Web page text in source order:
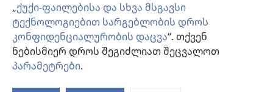
„ქუქი-ფაილებისა და სხვა მსგავსი
ტექნოლოგიებით სარგებლობის დროს
კონფიდენციალურობის დაცვა“. თქვენ
ნებისმიერ დროს შეგიძლიათ შეცვალოთ
პარამეტრები.
Copyright© 2026 Watch Tower Bible and Tract Society of Pennsylvania.
ᲡᲐᲠᲒᲔᲑᲚᲝᲑᲘᲡ ᲬᲔᲡᲔᲑᲘ
|ᲣᲡᲐᲤᲠᲗᲮᲝᲔᲑᲘᲡ ᲞᲐᲠᲐᲛᲔᲢᲠᲔᲑᲘ